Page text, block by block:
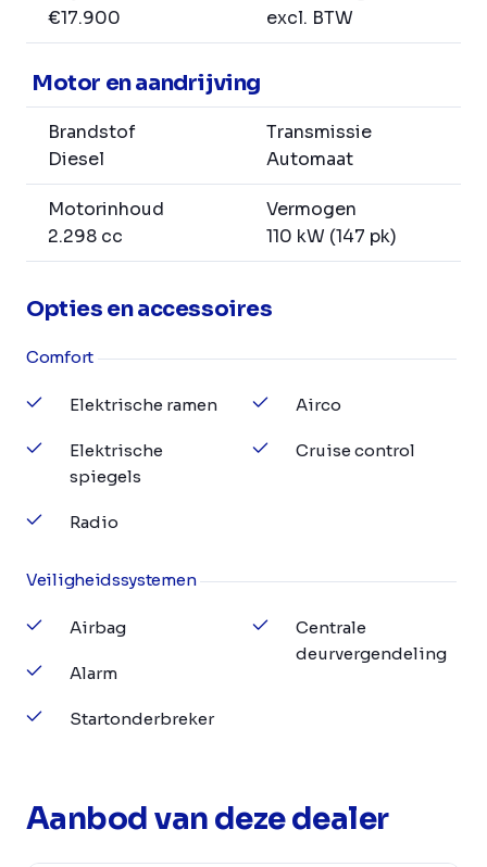
€17.900
excl. BTW
Motor en aandrijving
Brandstof
Diesel
Transmissie
Automaat
Motorinhoud
2.298 cc
Vermogen
110 kW (147 pk)
Opties en accessoires
Comfort
Elektrische ramen
Elektrische
spiegels
Radio
Airco
Cruise control
Veiligheidssystemen
Airbag
Alarm
Startonderbreker
Centrale
deurvergendeling
Aanbod van deze dealer